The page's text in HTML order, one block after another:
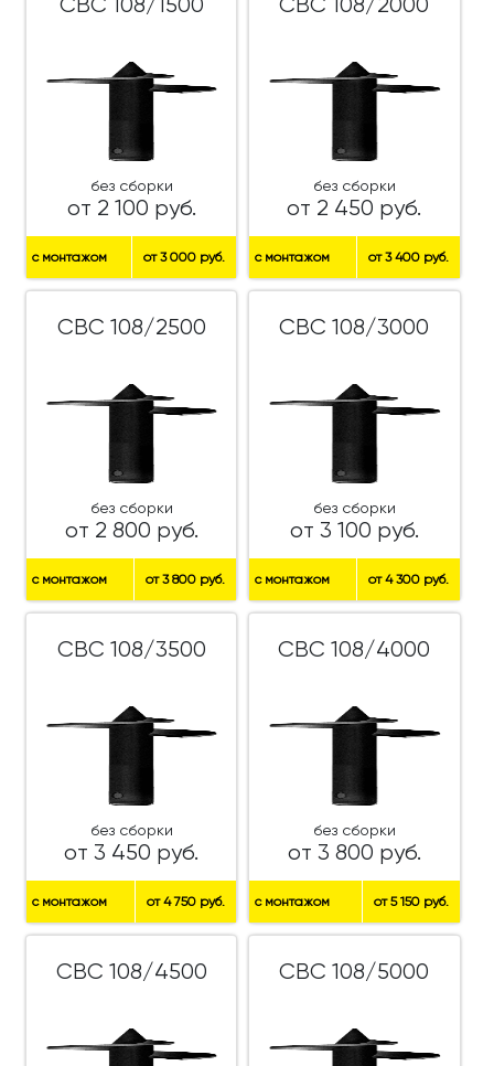
без сборки
от 2 100 руб.
с монтажом от 3 000 руб.
без сборки
от 2 450 руб.
с монтажом от 3 400 руб.
СВС 108/2500
без сборки
от 2 800 руб.
с монтажом от 3 800 руб.
СВС 108/3000
без сборки
от 3 100 руб.
с монтажом от 4 300 руб.
СВС 108/3500
без сборки
от 3 450 руб.
с монтажом от 4 750 руб.
СВС 108/4000
без сборки
от 3 800 руб.
с монтажом от 5 150 руб.
СВС 108/4500 СВС 108/5000